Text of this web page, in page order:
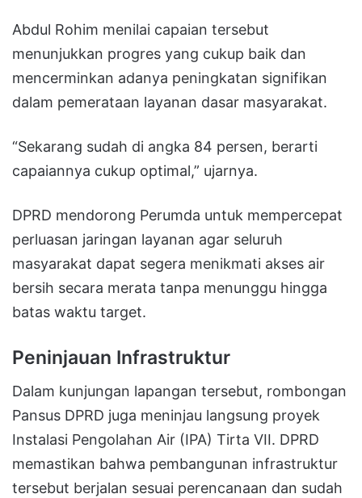
Abdul Rohim menilai capaian tersebut
menunjukkan progres yang cukup baik dan
mencerminkan adanya peningkatan signifikan
dalam pemerataan layanan dasar masyarakat.
“Sekarang sudah di angka 84 persen, berarti
capaiannya cukup optimal,” ujarnya.
DPRD mendorong Perumda untuk mempercepat
perluasan jaringan layanan agar seluruh
masyarakat dapat segera menikmati akses air
bersih secara merata tanpa menunggu hingga
batas waktu target.
Peninjauan Infrastruktur
Dalam kunjungan lapangan tersebut, rombongan
Pansus DPRD juga meninjau langsung proyek
Instalasi Pengolahan Air (IPA) Tirta VII. DPRD
memastikan bahwa pembangunan infrastruktur
tersebut berjalan sesuai perencanaan dan sudah